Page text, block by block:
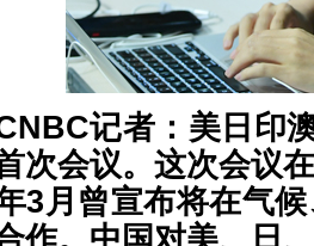
记者：美日印
次会议。这次会议
3月曾宣布将在气
作。中国对美、日